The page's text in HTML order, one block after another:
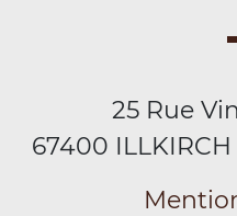
25 Rue
67400 ILLKIRCH